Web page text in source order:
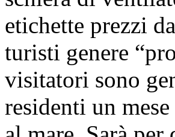
etichette prezzi
turisti genere
visitatori sono
residenti un